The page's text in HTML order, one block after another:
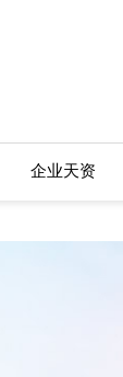
企业天资